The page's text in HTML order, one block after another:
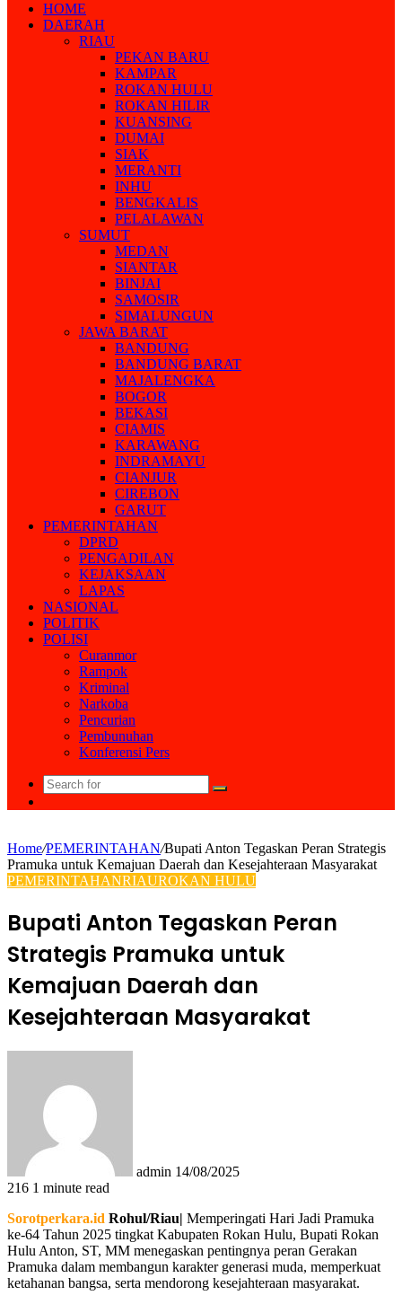
HOME
DAERAH
RIAU
PEKAN BARU
KAMPAR
ROKAN HULU
ROKAN HILIR
KUANSING
DUMAI
SIAK
MERANTI
INHU
BENGKALIS
PELALAWAN
SUMUT
MEDAN
SIANTAR
BINJAI
SAMOSIR
SIMALUNGUN
JAWA BARAT
BANDUNG
BANDUNG BARAT
MAJALENGKA
BOGOR
BEKASI
CIAMIS
KARAWANG
INDRAMAYU
CIANJUR
CIREBON
GARUT
PEMERINTAHAN
DPRD
PENGADILAN
KEJAKSAAN
LAPAS
NASIONAL
POLITIK
POLISI
Curanmor
Rampok
Kriminal
Narkoba
Pencurian
Pembunuhan
Konferensi Pers
Search
for
Home/PEMERINTAHAN/Bupati Anton Tegaskan Peran Strategis
Pramuka untuk Kemajuan Daerah dan Kesejahteraan Masyarakat
PEMERINTAHANRIAUROKAN HULU
Bupati Anton Tegaskan Peran
Strategis Pramuka untuk
Kemajuan Daerah dan
Kesejahteraan Masyarakat
admin 14/08/2025
216 1 minute read
Sorotperkara.id Rohul/Riau| Memperingati Hari Jadi Pramuka
ke-64 Tahun 2025 tingkat Kabupaten Rokan Hulu, Bupati Rokan
Hulu Anton, ST, MM menegaskan pentingnya peran Gerakan
Pramuka dalam membangun karakter generasi muda, memperkuat
ketahanan bangsa, serta mendorong kesejahteraan masyarakat.